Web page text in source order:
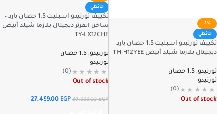
-1%
حائطي
تكييف تورنيدو اسبليت 1.5 حصان بارد
ديجيتال بلازما شيلد أبيض TH-H12YEE
تورنيدو, 1.5 حصان
تورنيدو
(0)
Out of stock
حائطي
تكييف تورنيدو اسبليت 1.5 حصان بارد –
ساخن انفرتر ديجيتال بلازما شيلد أبيض
TY-LX12CHE
تورنيدو, 1.5 حصان
تورنيدو
(0)
Out of stock
30.999,00EGP
27.499,00 EGP